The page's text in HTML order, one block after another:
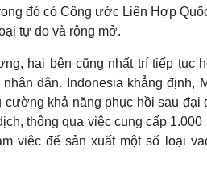
đó có Công ước Liên Hợp
tự do và rộng mở.
hai bên cũng nhất trí tiếp tục
dân. Indonesia khẳng định,
cường khả năng phục hồi sau
thông qua việc cung cấp
việc để sản xuất một số loại